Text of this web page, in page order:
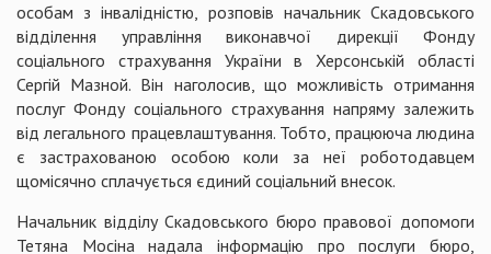
особам з інвалідністю, розповів начальник Скадовського
відділення управління виконавчої дирекції Фонду
соціального страхування України в Херсонській області
Сергій Мазной. Він наголосив, що можливість отримання
послуг Фонду соціального страхування напряму залежить
від легального працевлаштування. Тобто, працююча людина
є застрахованою особою коли за неї роботодавцем
щомісячно сплачується єдиний соціальний внесок.
Начальник відділу Скадовського бюро правової допомоги
Тетяна Мосіна надала інформацію про послуги бюро,